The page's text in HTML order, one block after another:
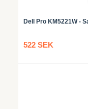
Dell Pro KM5221W -
522 SEK